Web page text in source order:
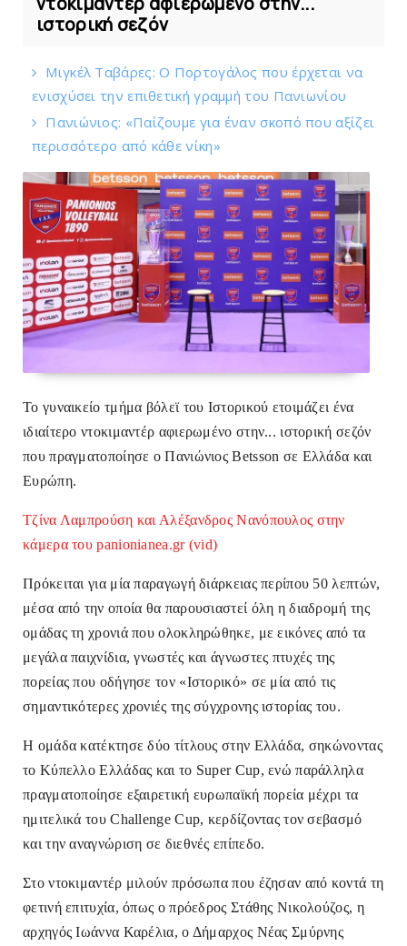
ιστορική σεζόν
Mιγκέλ Tαβάρες: O Πορτογάλος που έρχεται να
ενισχύσει την επιθετική γραμμή του Πανιωνίου
Πανιώνιoς: «Παίζουμε για έναν σκοπό που αξίζει
περισσότερο από κάθε νίκη»
Το γυναικείο τμήμα βόλεϊ του Ιστορικού ετοιμάζει ένα
ιδιαίτερο ντοκιμαντέρ αφιερωμένο στην... ιστορική σεζόν
που πραγματοποίησε ο Πανιώνιος Betsson σε Ελλάδα και
Ευρώπη.
Τζίνα Λαμπρούση και Αλέξανδρος Νανόπουλος στην
κάμερα του panionianea.gr (vid)
Πρόκειται για μία παραγωγή διάρκειας περίπου 50 λεπτών,
μέσα από την οποία θα παρουσιαστεί όλη η διαδρομή της
ομάδας τη χρονιά που ολοκληρώθηκε, με εικόνες από τα
μεγάλα παιχνίδια, γνωστές και άγνωστες πτυχές της
πορείας που οδήγησε τον «Ιστορικό» σε μία από τις
σημαντικότερες χρονιές της σύγχρονης ιστορίας του.
Η ομάδα κατέκτησε δύο τίτλους στην Ελλάδα, σηκώνοντας
το Κύπελλο Ελλάδας και το Super Cup, ενώ παράλληλα
πραγματοποίησε εξαιρετική ευρωπαϊκή πορεία μέχρι τα
ημιτελικά του Challenge Cup, κερδίζοντας τον σεβασμό
και την αναγνώριση σε διεθνές επίπεδο.
Στο ντοκιμαντέρ μιλούν πρόσωπα που έζησαν από κοντά τη
φετινή επιτυχία, όπως ο πρόεδρος Στάθης Νικολούζος, η
αρχηγός Ιωάννα Καρέλια, ο Δήμαρχος Νέας Σμύρνης